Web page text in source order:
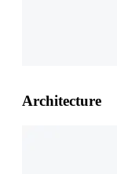
Architecture